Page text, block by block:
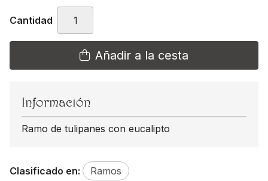
Cantidad
Añadir a la cesta
Información
Ramo de tulipanes con eucalipto
Clasificado en: Ramos